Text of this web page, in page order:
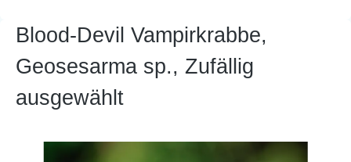
Blood-Devil Vampirkrabbe,
Geosesarma sp., Zufällig
ausgewählt
Bildergalerie überspringen